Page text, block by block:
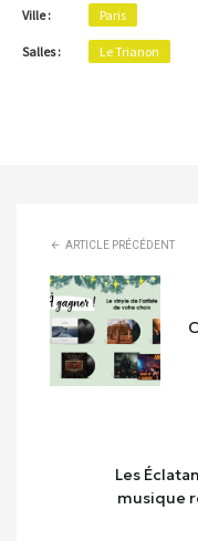
Ville : Paris
Salles : Le Trianon
ARTICLE PRÉCÉDENT
Les
musique